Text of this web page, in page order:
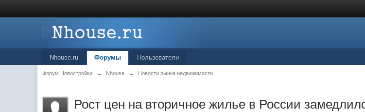
Nhouse.ru Форумы Пользователи
Форум Новостройки → Nhouse → Новости рынка недвижимости
.
Рост цен на вторичное жилье в России